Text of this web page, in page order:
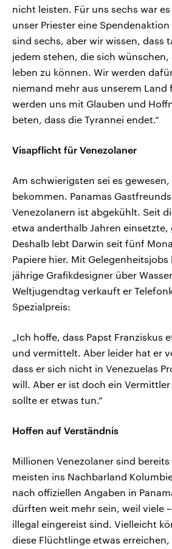
nicht leisten. Für uns sechs war
unser Priester eine
sind sechs, aber wir wissen, dass
jedem stehen, die sich wünschen,
leben zu können. Wir werden
niemand mehr aus unserem Land
werden uns mit Glauben und
beten, dass die Tyrannei endet.“
Visapflicht für Venezolaner
Am schwierigsten sei es
bekommen. Panamas
Venezolanern ist abgekühlt. Seit
etwa anderthalb Jahren
Deshalb lebt Darwin seit fünf
Papiere hier. Mit
jährige Grafikdesigner über
Weltjugendtag verkauft er
Spezialpreis:
„Ich hoffe, dass Papst Franziskus
und vermittelt. Aber leider hat er
dass er sich nicht in Venezuelas
will. Aber er ist doch ein Vermittler
sollte er etwas tun.“
Hoffen auf Verständnis
Millionen Venezolaner sind
meisten ins Nachbarland
nach offiziellen Angaben in
dürften weit mehr sein, weil viele
illegal eingereist sind. Vielleicht
diese Flüchtlinge etwas erreichen,